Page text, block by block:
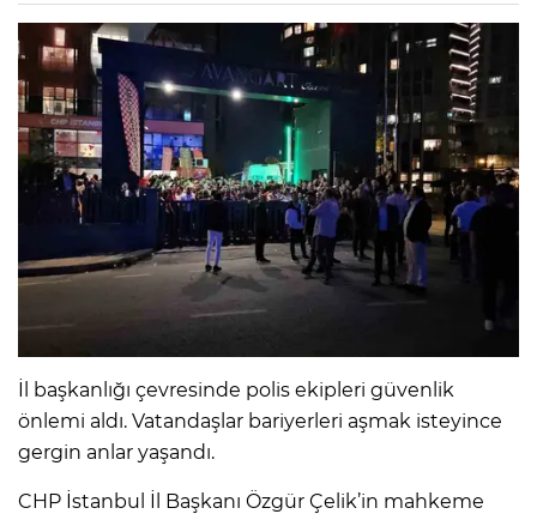
İl başkanlığı çevresinde polis ekipleri güvenlik
önlemi aldı. Vatandaşlar bariyerleri aşmak isteyince
gergin anlar yaşandı.
CHP İstanbul İl Başkanı Özgür Çelik’in mahkeme